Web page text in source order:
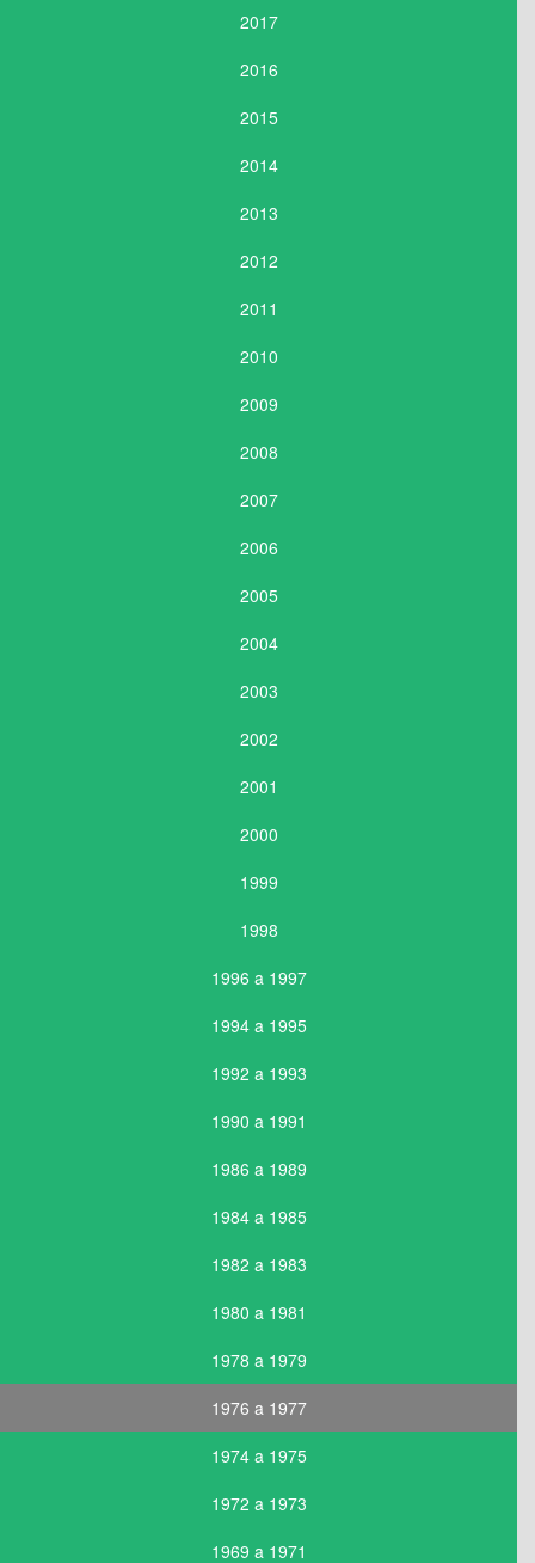
2017
2016
2015
2014
2013
2012
2011
2010
2009
2008
2007
2006
2005
2004
2003
2002
2001
2000
1999
1998
1996 a 1997
1994 a 1995
1992 a 1993
1990 a 1991
1986 a 1989
1984 a 1985
1982 a 1983
1980 a 1981
1978 a 1979
1976 a 1977
1974 a 1975
1972 a 1973
1969 a 1971